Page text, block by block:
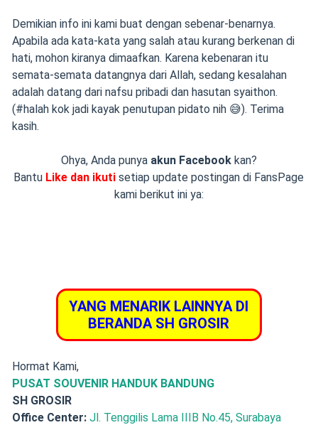
Demikian info ini kami buat dengan sebenar-benarnya.
Apabila ada kata-kata yang salah atau kurang berkenan di
hati, mohon kiranya dimaafkan. Karena kebenaran itu
semata-semata datangnya dari Allah, sedang kesalahan
adalah datang dari nafsu pribadi dan hasutan syaithon.
(#halah kok jadi kayak penutupan pidato nih 😅). Terima
kasih.
Ohya, Anda punya akun Facebookkan?
Bantu Like dan ikuti setiap update postingan di FansPage
kami berikut ini ya:
YANG MENARIK LAINNYA DI
BERANDA SH GROSIR
Hormat Kami,
PUSAT SOUVENIR HANDUK BANDUNG
SH GROSIR
Office Center: Jl. Tenggilis Lama IIIB No.45, Surabaya